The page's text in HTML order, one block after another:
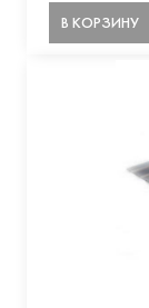
В КОРЗИНУ